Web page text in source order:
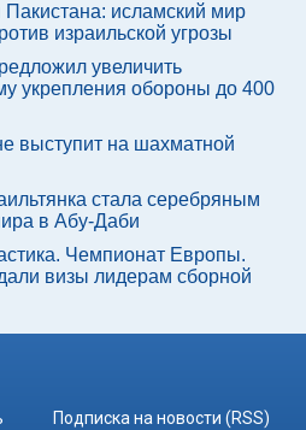
исламский мир
израильской угрозы
увеличить
укрепления обороны до 400
выступит на шахматной
стала серебряным
в Абу-Даби
Чемпионат Европы.
визы лидерам сборной
Подписка на новости (RSS)